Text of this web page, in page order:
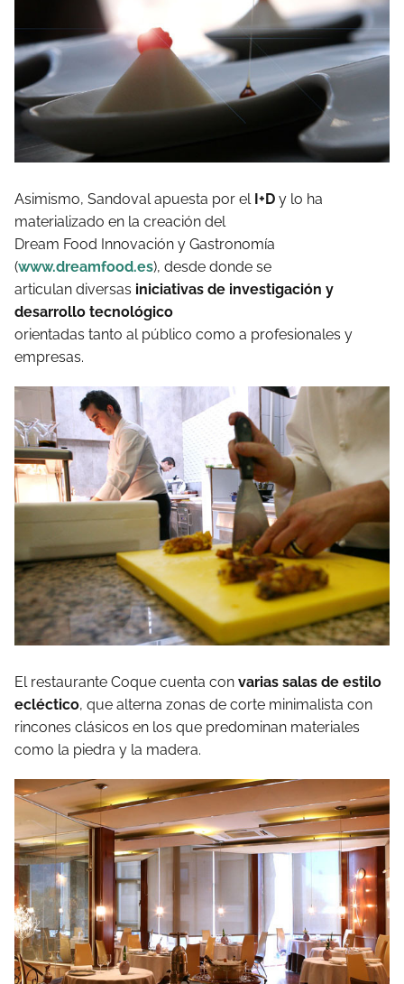
Asimismo, Sandoval apuesta por elI+D y lo ha
materializado en la creación del
Dream Food Innovación y Gastronomía
(www.dreamfood.es), desde donde se
articulan diversas iniciativas de investigación y
desarrollo tecnológico
orientadas tanto al público como a profesionales y
empresas.
El restaurante Coque cuenta con varias salas de estilo
ecléctico, que alterna zonas de corte minimalista con
rincones clásicos en los que predominan materiales
como la piedra y la madera.